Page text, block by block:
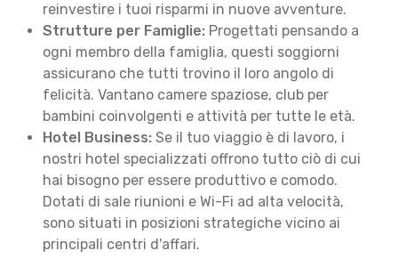
reinvestire i tuoi risparmi in nuove avventure.
Strutture per Famiglie: Progettati pensando a
ogni membro della famiglia, questi soggiorni
assicurano che tutti trovino il loro angolo di
felicità. Vantano camere spaziose, club per
bambini coinvolgenti e attività per tutte le età.
Hotel Business: Se il tuo viaggio è di lavoro, i
nostri hotel specializzati offrono tutto ciò di cui
hai bisogno per essere produttivo e comodo.
Dotati di sale riunioni e Wi-Fi ad alta velocità,
sono situati in posizioni strategiche vicino ai
principali centri d'affari.